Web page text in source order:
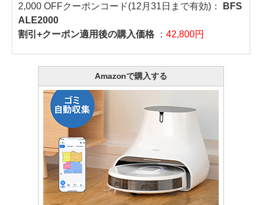
2,000 OFFクーポンコード(12月31日まで有効)：
BFS
ALE2000
割引+クーポン適用後の購入価格
： 42,800円
Amazonで購入する